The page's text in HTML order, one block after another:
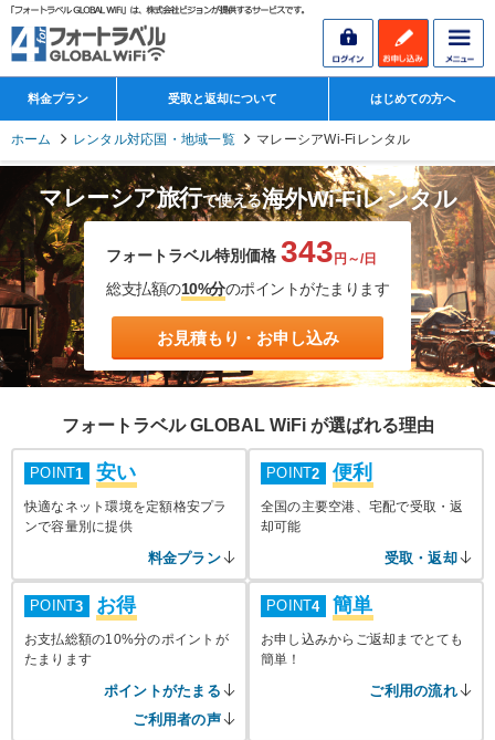
料金プラン 受取と返却について はじめての方へ
ホーム レンタル対応国・地域一覧 マレーシアWi-Fiレンタル
マレーシア旅行で使える海外Wi-Fiレンタル
フォートラベル特別価格 343円～/日
総支払額の10%分のポイントがたまります
お見積もり・お申し込み
フォートラベル GLOBAL WiFi が選ばれる理由
POINT1 安い
快適なネット環境を定額格安プラ
ンで容量別に提供
料金プラン
POINT2 便利
全国の主要空港、宅配で受取・返
却可能
受取・返却
POINT3 お得
お支払総額の10%分のポイントが
たまります
ポイントがたまる
ご利用者の声
POINT4 簡単
お申し込みからご返却までとても
簡単！
ご利用の流れ